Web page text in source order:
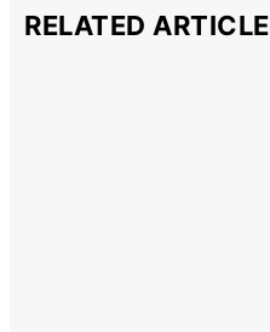
RELATED ARTICLE